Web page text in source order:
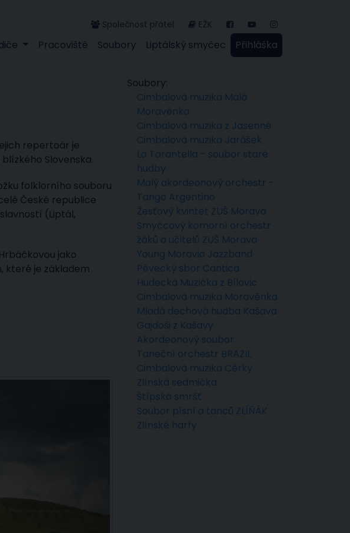
Společnost přátel EŽK
Pracoviště Soubory Liptálský smyčec Přihláška
repertoár je
Slovenska.
folklorního souboru
České republice
(Liptál,
jako
které je základem
Soubory:
Cimbálová muzika Malá
Moravěnka
Cimbálová muzika z Jasenné
Cimbálová muzika Jarášek
La Tarantella - soubor staré
hudby
Malý akordeonový orchestr -
Tango Argentino
Žesťový kvintet ZUŠ Morava
Smyčcový komorní orchestr
žáků a učitelů ZUŠ Morava
Young Moravia Jazzband
Pěvecký sbor Cantica
Hudecká Muzička z Bílovic
Cimbálová muzika Moravěnka
Mladá dechová hudba Kašava
Gajdoši z Kašavy
Akordeonový soubor
Taneční orchestr BRAZIL
Cimbálová muzika Cérky
Zlínská sedmička
Štípská smršť
Soubor písní a tanců ZLÍŇÁK
Zlínské harfy